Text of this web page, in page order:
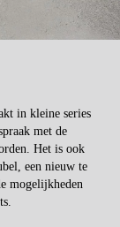
in kleine series
met de
Het is ook
een nieuw te
mogelijkheden